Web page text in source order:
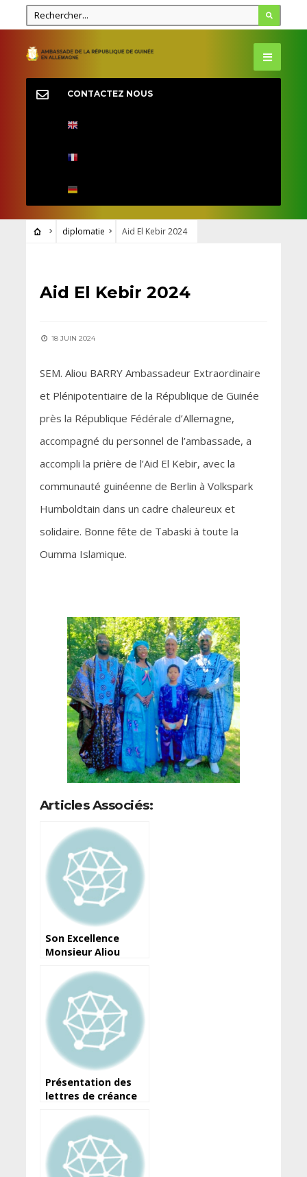
CONTACTEZ NOUS
diplomatie Aid El Kebir 2024
Aid El Kebir 2024
18 JUIN 2024
SEM. Aliou BARRY Ambassadeur Extraordinaire
et Plénipotentiaire de la République de Guinée
près la République Fédérale d’Allemagne,
accompagné du personnel de l’ambassade, a
accompli la prière de l’Aid El Kebir, avec la
communauté guinéenne de Berlin à Volkspark
Humboldtain dans un cadre chaleureux et
solidaire. Bonne fête de Tabaski à toute la
Oumma Islamique.
Articles Associés:
Son Excellence
Monsieur Aliou
Dr.Bernhard Braune
Présentation des
lettres de créance
(LIECHTENSTEIN)